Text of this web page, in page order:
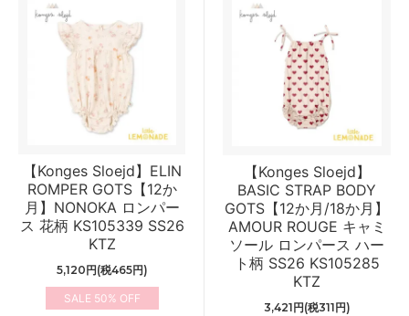
【Konges Sloejd】ELIN
ROMPER GOTS【12か
月】NONOKA ロンパー
ス 花柄 KS105339 SS26
KTZ
5,120円(税465円)
50%
【Konges Sloejd】
BASIC STRAP BODY
GOTS【12か月/18か月】
AMOUR ROUGE キャミ
ソール ロンパース ハー
ト柄 SS26 KS105285
KTZ
3,421円(税311円)